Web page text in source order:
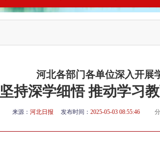
河北各部门各单位深入开展
坚持深学细悟 推动学习
来源： 河北日报 发布时间： 2025-05-03 08:55:46